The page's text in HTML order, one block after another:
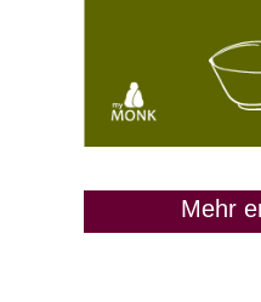
Mehr